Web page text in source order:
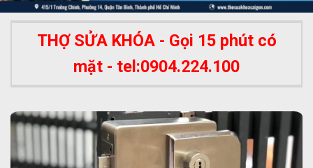
THỢ SỬA KHÓA - Gọi 15 phút có
mặt - tel:0904.224.100